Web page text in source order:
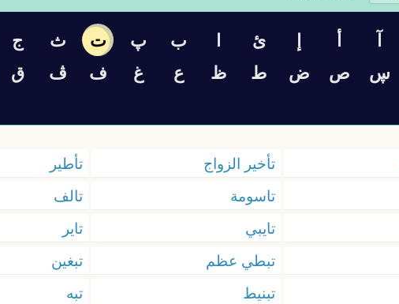
آ أ إ ئ ا ب پ ت ث ج
ڛ ص ض ط ظ ع غ ف ڤ ق
تأخير الزواج تأطير
تاسومة تالف
تايبي تاير
تبطي عظم تبغين
تبنيط تبه